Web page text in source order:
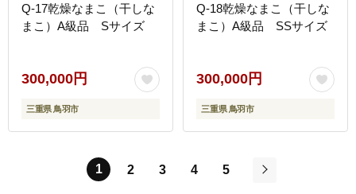
Q-17乾燥なまこ（干しな
まこ）A級品 Sサイズ
300,000円
三重県 鳥羽市
Q-18乾燥なまこ（干しな
まこ）A級品 SSサイズ
300,000円
三重県 鳥羽市
1 2 3 4
5